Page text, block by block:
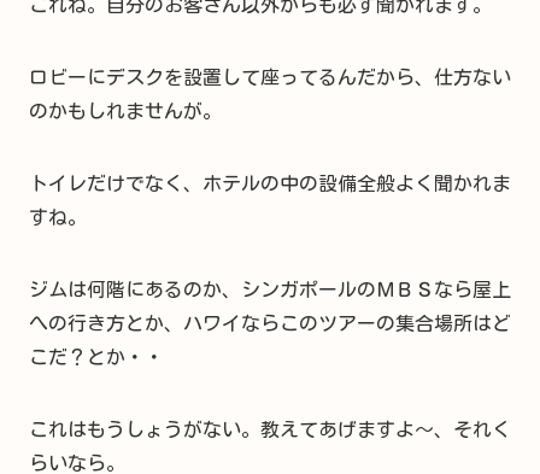
これね。自分のお客さん以外からも必ず聞かれます。
ロビーにデスクを設置して座ってるんだから、仕方ない
のかもしれませんが。
トイレだけでなく、ホテルの中の設備全般よく聞かれま
すね。
ジムは何階にあるのか、シンガポールのＭＢＳなら屋上
への行き方とか、ハワイならこのツアーの集合場所はど
こだ？とか・・
これはもうしょうがない。教えてあげますよ～、それく
らいなら。